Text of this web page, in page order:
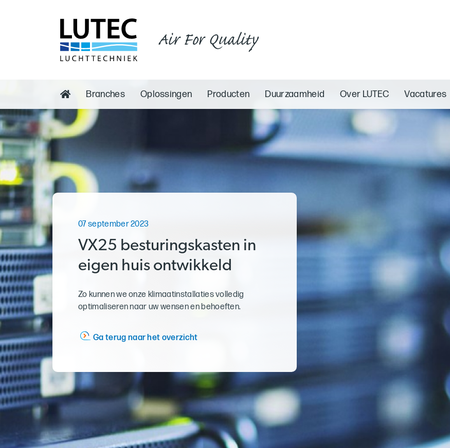
Air For Quality
Branches Oplossingen Producten Duurzaamheid Over LUTEC Vacatures
07 september 2023
VX25 besturingskasten in
eigen huis ontwikkeld
Zo kunnen we onze klimaatinstallaties volledig
optimaliseren naar uw wensen en behoeften.
Ga terug naar het overzicht